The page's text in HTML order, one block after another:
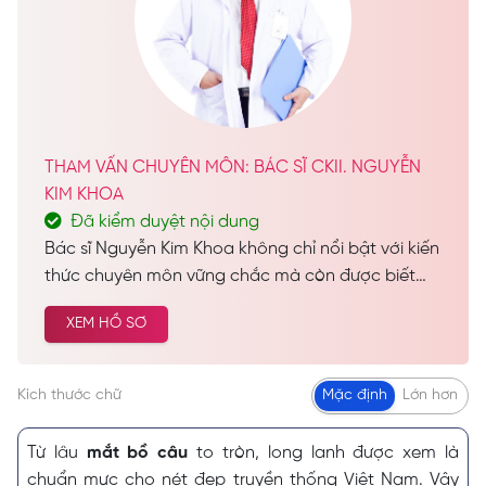
THAM VẤN CHUYÊN MÔN: BÁC SĨ CKII. NGUYỄN
KIM KHOA
Đã kiểm duyệt nội dung
Bác sĩ Nguyễn Kim Khoa không chỉ nổi bật với kiến
thức chuyên môn vững chắc mà còn được biết
đến như một vị bác sĩ đầy tâm huyết, luôn tận
tâm vì lợi ích và sự hài lòng của bệnh nhân. Hiện
Trưởng Khoa Thẩm Mỹ tại Seoul Center, đồng thời
giữ vị trí quan trọng tại Khoa Thẩm Mỹ của Bệnh
viện Da Liễu TP.HCM.
XEM HỒ SƠ
Kích thước chữ Mặc định Lớn hơn
Từ lâu mắt bồ câu to tròn, long lanh được xem là
chuẩn mực cho nét đẹp truyền thống Việt Nam. Vậy